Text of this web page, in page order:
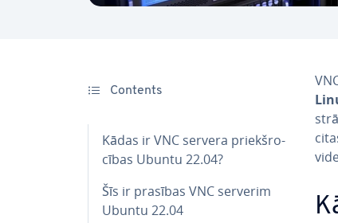
Contents
Kādas ir VNC servera priekš­ro­
cī­bas Ubuntu 22.04?
Šīs ir prasības VNC serverim
Ubuntu 22.04